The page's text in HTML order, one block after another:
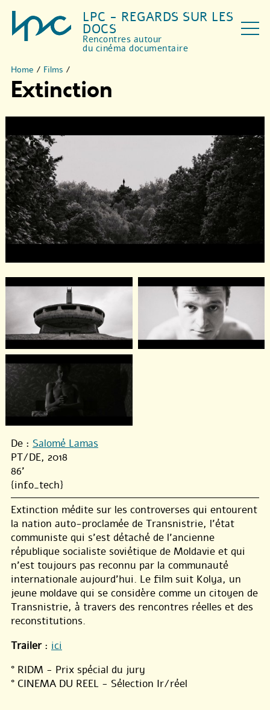
LPC - REGARDS SUR LES
DOCS
Rencontres autour
du cinéma documentaire
Home / Films /
Extinction
De : Salomé Lamas
PT/DE, 2018
86'
{info_tech}
Extinction médite sur les controverses qui entourent
la nation auto-proclamée de Transnistrie, l’état
communiste qui s’est détaché de l’ancienne
république socialiste soviétique de Moldavie et qui
n’est toujours pas reconnu par la communauté
internationale aujourd’hui. Le film suit Kolya, un
jeune moldave qui se considère comme un citoyen de
Transnistrie, à travers des rencontres réelles et des
reconstitutions.
Trailer: ici
° RIDM - Prix spécial du jury
° CINEMA DU REEL - Sélection Ir/réel